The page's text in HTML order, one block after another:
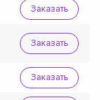
Заказать
Заказать
Заказать